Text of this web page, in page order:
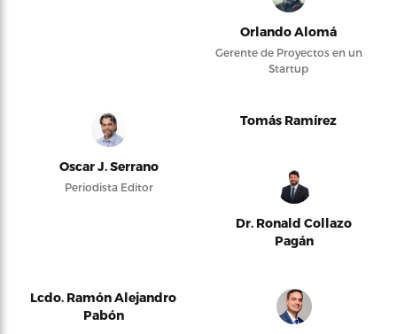
Orlando Alomá
Gerente de Proyectos en un
Startup
Oscar J. Serrano
Periodista Editor
Tomás Ramírez
Dr. Ronald Collazo
Pagán
Lcdo. Ramón Alejandro
Pabón